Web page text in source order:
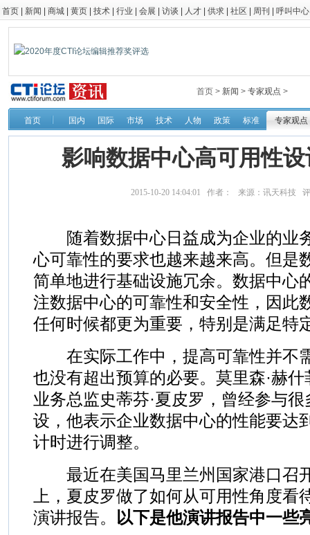
首页 新闻 商城 黄页 技术 行业 会展 访谈 人才 供求 社区 周刊 呼叫中心
首页 > 新闻 > 专家观点 >
首页 国内 国际 市场 技术 人物 政策 标准 专家观点
影响数据中心高可用性
2015-10-20 14:04:01 作者： 来源：讯天科技
随着数据中心日益成为企业的业
心可靠性的要求也越来越来高。但是
简单地进行基础设施冗余。数据中心
注数据中心的可靠性和安全性，因此
任何时候都更为重要，特别是满足特
在实际工作中，提高可靠性并不
也没有超出预算的必要。莫里森·赫
业务总监史蒂芬·夏皮罗，曾经参与
设，他表示企业数据中心的性能要达
计时进行调整。
最近在美国马里兰州国家港口召
上，夏皮罗做了如何从可用性角度看
演讲报告。 以下是他演讲报告中一些